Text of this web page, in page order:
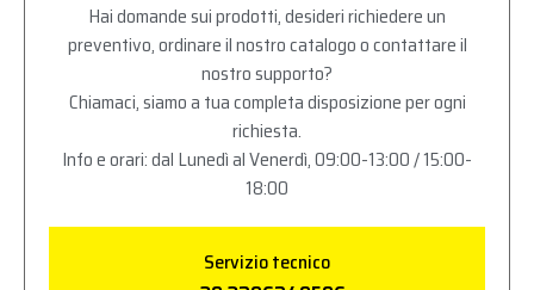
Hai domande sui prodotti, desideri richiedere un
preventivo, ordinare il nostro catalogo o contattare il
nostro supporto?
Chiamaci, siamo a tua completa disposizione per ogni
richiesta.
Info e orari: dal Lunedì al Venerdì, 09:00-13:00 / 15:00-
18:00
Servizio tecnico